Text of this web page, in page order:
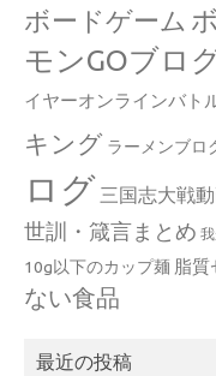
ボードゲーム
モンGOブロ
イヤーオンラインバト
キング ラーメンブロ
ログ 三国志大戦
世訓・箴言まとめ
10g以下のカップ麺 脂質
ない食品
最近の投稿